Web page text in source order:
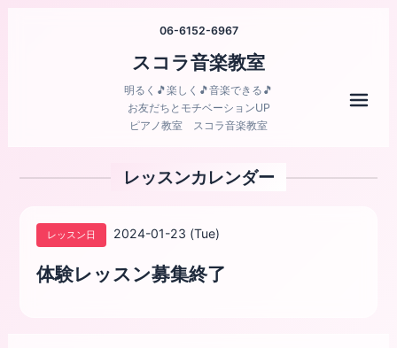
06-6152-6967
スコラ音楽教室
明るく🎵楽しく🎵音楽できる🎵
お友だちとモチベーションUP
ピアノ教室 スコラ音楽教室
レッスンカレンダー
レッスン日 2024-01-23 (Tue)
体験レッスン募集終了